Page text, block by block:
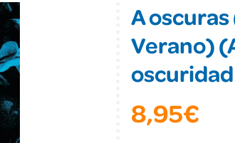
A
Verano)
oscuridad
8,95€